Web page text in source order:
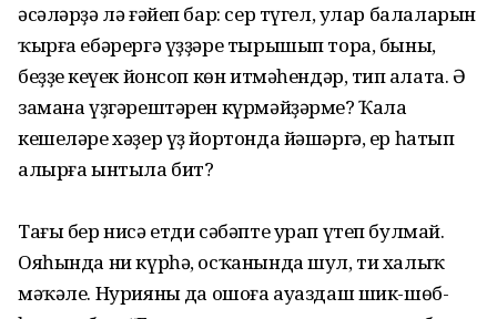
әсәләрҙә лә ғәйеп бар: сер түгел, улар балаларын
ҡырға ебә­рергә үҙҙәре тырышып тора, быны,
беҙҙең кеүек йонсоп көн итмәһендәр, тип аңлата. Ә
замана үҙгәрештәрен күрмәйҙәрме? Ҡала
кешеләре хәҙер үҙ йортонда йәшәргә, ер һатып
алырға ынтыла бит?
Тағы бер нисә етди сәбәпте урап үтеп булмай.
Ояһында ни күрһә, осҡа­нында шул, ти халыҡ
мәҡәле. Нурияның да ошоға ауаздаш шик-шөб­